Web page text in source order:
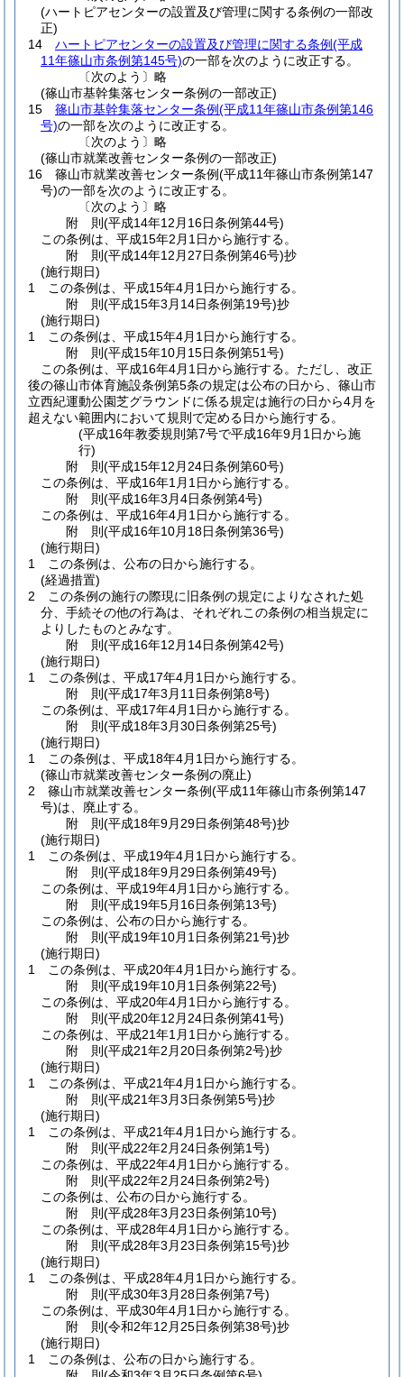
(ハートピアセンターの設置及び管理に関する条例の一部改
正)
14
ハートピアセンターの設置及び管理に関する条例(平成
11年篠山市条例第145号)の一部を次のように改正する。
〔次のよう〕略
(篠山市基幹集落センター条例の一部改正)
15
篠山市基幹集落センター条例(平成11年篠山市条例第146
号)の一部を次のように改正する。
〔次のよう〕略
(篠山市就業改善センター条例の一部改正)
16
篠山市就業改善センター条例(平成11年篠山市条例第147
号)の一部を次のように改正する。
〔次のよう〕略
附 則(平成14年12月16日条例第44号)
この条例は、平成15年2月1日から施行する。
附 則(平成14年12月27日条例第46号)抄
(施行期日)
1
この条例は、平成15年4月1日から施行する。
附 則(平成15年3月14日条例第19号)抄
(施行期日)
1
この条例は、平成15年4月1日から施行する。
附 則(平成15年10月15日条例第51号)
この条例は、平成16年4月1日から施行する。 ただし、改正
後の篠山市体育施設条例第5条の規定は公布の日から、篠山市
立西紀運動公園芝グラウンドに係る規定は施行の日から4月を
超えない範囲内において規則で定める日から施行する。
(平成16年教委規則第7号で平成16年9月1日から施
行)
附 則(平成15年12月24日条例第60号)
この条例は、平成16年1月1日から施行する。
附 則(平成16年3月4日条例第4号)
この条例は、平成16年4月1日から施行する。
附 則(平成16年10月18日条例第36号)
(施行期日)
1
この条例は、公布の日から施行する。
(経過措置)
2
この条例の施行の際現に旧条例の規定によりなされた処
分、手続その他の行為は、それぞれこの条例の相当規定に
よりしたものとみなす。
附 則(平成16年12月14日条例第42号)
(施行期日)
1
この条例は、平成17年4月1日から施行する。
附 則(平成17年3月11日条例第8号)
この条例は、平成17年4月1日から施行する。
附 則(平成18年3月30日条例第25号)
(施行期日)
1
この条例は、平成18年4月1日から施行する。
(篠山市就業改善センター条例の廃止)
2
篠山市就業改善センター条例(平成11年篠山市条例第147
号)は、廃止する。
附 則(平成18年9月29日条例第48号)抄
(施行期日)
1
この条例は、平成19年4月1日から施行する。
附 則(平成18年9月29日条例第49号)
この条例は、平成19年4月1日から施行する。
附 則(平成19年5月16日条例第13号)
この条例は、公布の日から施行する。
附 則(平成19年10月1日条例第21号)抄
(施行期日)
1
この条例は、平成20年4月1日から施行する。
附 則(平成19年10月1日条例第22号)
この条例は、平成20年4月1日から施行する。
附 則(平成20年12月24日条例第41号)
この条例は、平成21年1月1日から施行する。
附 則(平成21年2月20日条例第2号)抄
(施行期日)
1
この条例は、平成21年4月1日から施行する。
附 則(平成21年3月3日条例第5号)抄
(施行期日)
1
この条例は、平成21年4月1日から施行する。
附 則(平成22年2月24日条例第1号)
この条例は、平成22年4月1日から施行する。
附 則(平成22年2月24日条例第2号)
この条例は、公布の日から施行する。
附 則(平成28年3月23日条例第10号)
この条例は、平成28年4月1日から施行する。
附 則(平成28年3月23日条例第15号)抄
(施行期日)
1
この条例は、平成28年4月1日から施行する。
附 則(平成30年3月28日条例第7号)
この条例は、平成30年4月1日から施行する。
附 則(令和2年12月25日条例第38号)抄
(施行期日)
1
この条例は、公布の日から施行する。